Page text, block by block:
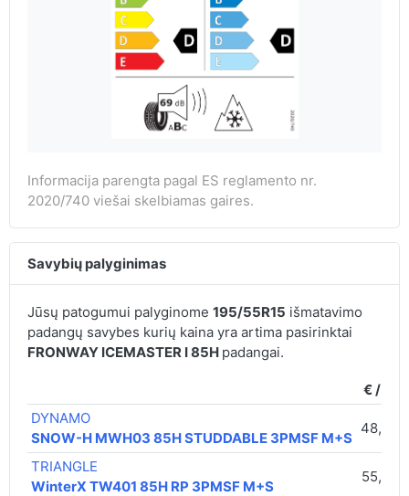
Informacija parengta pagal ES reglamento nr.
2020/740 viešai skelbiamas gaires.
Savybių palyginimas
Jūsų patogumui palyginome 195/55R15 išmatavimo
padangų savybes kurių kaina yra artima pasirinktai
FRONWAY ICEMASTER I 85H padangai.
€ / vnt.
DYNAMO
SNOW-H MWH03 85H STUDDABLE 3PMSF M+S
48,00
TRIANGLE
WinterX TW401 85H RP 3PMSF M+S
55,00